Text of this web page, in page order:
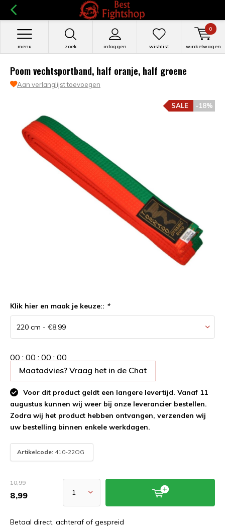
zoek inloggen
menu wishlist winkelwagen
0
Poom vechtsportband, half oranje, half groene
Aan verlanglijst toevoegen
-18%
SALE
Klik hier en maak je keuze:: *
00 : 00 : 00 : 00
Maatadvies? Vraag het in de Chat
Voor dit product geldt een langere levertijd. Vanaf 11
augustus kunnen wij weer bij onze leverancier bestellen.
Zodra wij het product hebben ontvangen, verzenden wij
uw bestelling binnen enkele werkdagen.
Artikelcode: 410-22OG
10,99
8,99
Betaal direct, achteraf of gespreid